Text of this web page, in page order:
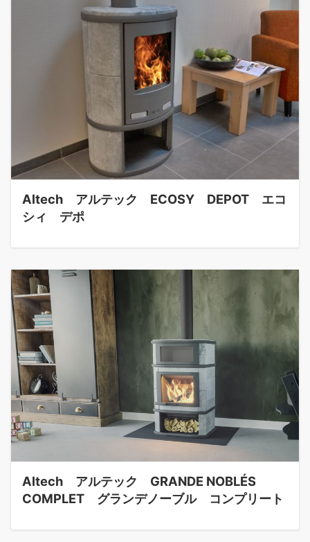
Altech アルテック ECOSY DEPOT エコ
シィ デポ
Altech アルテック GRANDE NOBLÉS
COMPLET グランデノーブル コンプリート